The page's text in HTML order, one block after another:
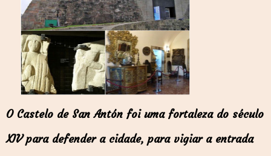
O Castelo de San Antón foi uma fortaleza do século
XIV para defender a cidade, para vigiar a entrada